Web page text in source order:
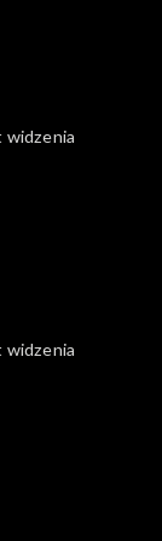
widzenia
widzenia